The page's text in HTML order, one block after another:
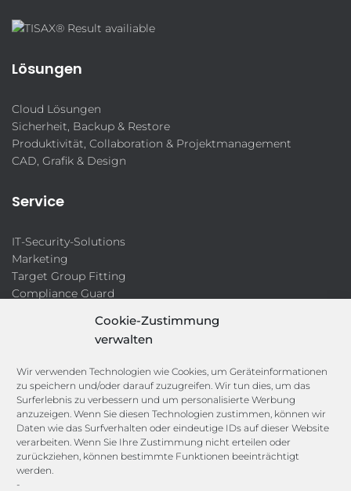
Cookie-Zustimmung
verwalten
Wir verwenden Technologien wie Cookies, um Geräteinformationen
zu speichern und/oder darauf zuzugreifen. Wir tun dies, um das
Surferlebnis zu verbessern und um personalisierte Werbung
anzuzeigen. Wenn Sie diesen Technologien zustimmen, können wir
Daten wie das Surfverhalten oder eindeutige IDs auf dieser Website
verarbeiten. Wenn Sie Ihre Zustimmung nicht erteilen oder
zurückziehen, können bestimmte Funktionen beeinträchtigt
werden.
-
Lösungen
Cloud Lösungen
Sicherheit, Backup & Restore
Produktivität, Collaboration & Projektmanagement
CAD, Grafik & Design
Service
IT-Security-Solutions
Marketing
Target Group Fitting
Compliance Guard
Channels
vertrieb@megasoft.de
+49 2173 265 06 0
Mo. - Do. 08:00 - 17:00 Uhr
Fr. 08:00 - 15:00 Uhr